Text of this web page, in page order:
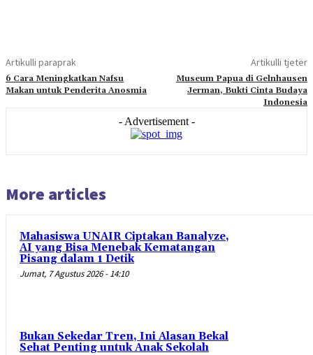
Artikulli paraprak
6 Cara Meningkatkan Nafsu
Makan untuk Penderita Anosmia
Artikulli tjetër
Museum Papua di Gelnhausen
Jerman, Bukti Cinta Budaya
Indonesia
- Advertisement -
More articles
Mahasiswa UNAIR Ciptakan Banalyze,
AI yang Bisa Menebak Kematangan
Pisang dalam 1 Detik
Jumat, 7 Agustus 2026 - 14:10
Bukan Sekedar Tren, Ini Alasan Bekal
Sehat Penting untuk Anak Sekolah